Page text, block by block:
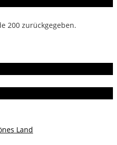
200 zurückgegeben.